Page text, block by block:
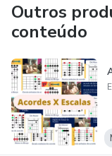
Bacharelado em
aplicada à
Outros
conteúdo